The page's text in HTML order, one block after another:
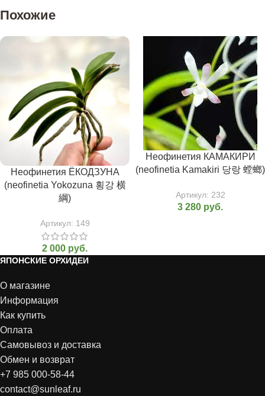
Похожие
Неофинетия ЁКОДЗУНА
(neofinetia Yokozuna 횡강 横
綱)
Артикул: 149
2 000 руб.
Неофинетия КАМАКИРИ
(neofinetia Kamakiri 당랑 螳螂)
Артикул: 232
3 280 руб.
ЯПОНСКИЕ ОРХИДЕИ
О магазине
Информация
Как купить
Оплата
Самовывоз и доставка
Обмен и возврат
+7 985 000-58-44
contact@sunleaf.ru